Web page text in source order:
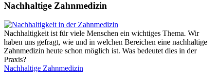
Nachhaltige Zahnmedizin
Nachhaltigkeit ist für viele Menschen ein wichtiges Thema. Wir
haben uns gefragt, wie und in welchen Bereichen eine nachhaltige
Zahnmedizin heute schon möglich ist. Was bedeutet dies in der
Praxis?
Nachhaltige Zahnmedizin